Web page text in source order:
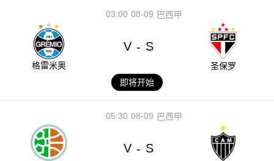
08-09
03:00 巴西甲
格雷米奥
V - S
圣保罗
即将开始
08-09
05:30 巴西甲
V - S